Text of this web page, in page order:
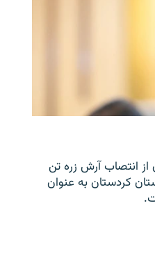
انتصاب آرش زره تن
کردستان به عنوان